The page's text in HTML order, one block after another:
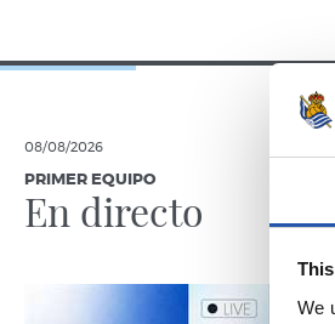
We
08/08/2026
PRIMER EQUIPO
En directo